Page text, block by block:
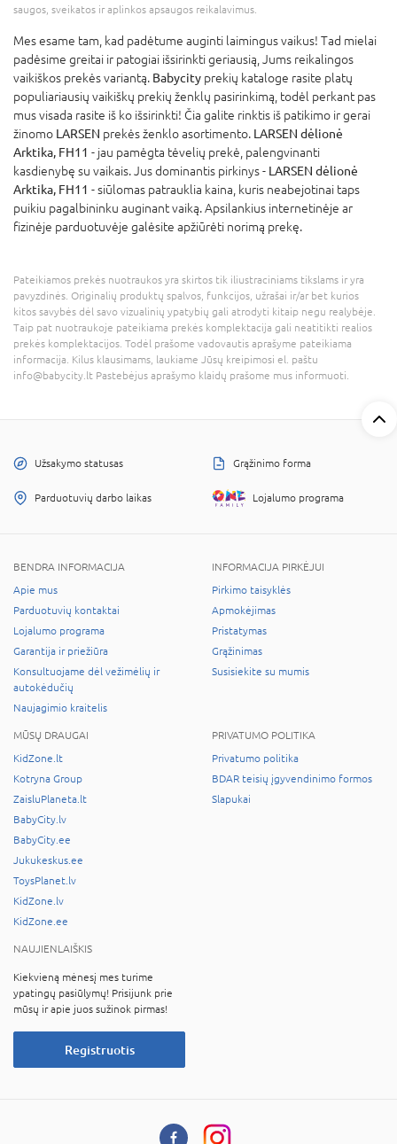
saugos, sveikatos ir aplinkos apsaugos reikalavimus.
Mes esame tam, kad padėtume auginti laimingus vaikus! Tad mielai
padėsime greitai ir patogiai išsirinkti geriausią, Jums reikalingos
vaikiškos prekės variantą. Babycity prekių kataloge rasite platų
populiariausių vaikiškų prekių ženklų pasirinkimą, todėl perkant pas
mus visada rasite iš ko išsirinkti! Čia galite rinktis iš patikimo ir gerai
žinomo LARSEN prekės ženklo asortimento. LARSEN dėlionė
Arktika, FH11 - jau pamėgta tėvelių prekė, palengvinanti
kasdienybę su vaikais. Jus dominantis pirkinys - LARSEN dėlionė
Arktika, FH11 - siūlomas patrauklia kaina, kuris neabejotinai taps
puikiu pagalbininku auginant vaiką. Apsilankius internetinėje ar
fizinėje parduotuvėje galėsite apžiūrėti norimą prekę.
Pateikiamos prekės nuotraukos yra skirtos tik iliustraciniams tikslams ir yra
pavyzdinės. Originalių produktų spalvos, funkcijos, užrašai ir/ar bet kurios
kitos savybės dėl savo vizualinių ypatybių gali atrodyti kitaip negu realybėje.
Taip pat nuotraukoje pateikiama prekės komplektacija gali neatitikti realios
prekės komplektacijos. Todėl prašome vadovautis aprašyme pateikiama
informacija. Kilus klausimams, laukiame Jūsų kreipimosi el. paštu
info@babycity.lt Pastebėjus aprašymo klaidų prašome mus informuoti.
Užsakymo statusas Grąžinimo forma
Parduotuvių darbo laikas Lojalumo programa
BENDRA INFORMACIJA
Apie mus
Parduotuvių kontaktai
Lojalumo programa
Garantija ir priežiūra
Konsultuojame dėl vežimėlių ir
autokėdučių
Naujagimio kraitelis
INFORMACIJA PIRKĖJUI
Pirkimo taisyklės
Apmokėjimas
Pristatymas
Grąžinimas
Susisiekite su mumis
MŪSŲ DRAUGAI
KidZone.lt
Kotryna Group
ZaisluPlaneta.lt
BabyCity.lv
BabyCity.ee
Jukukeskus.ee
ToysPlanet.lv
KidZone.lv
KidZone.ee
PRIVATUMO POLITIKA
Privatumo politika
BDAR teisių įgyvendinimo formos
Slapukai
NAUJIENLAIŠKIS
Kiekvieną mėnesį mes turime
ypatingų pasiūlymų! Prisijunk prie
mūsų ir apie juos sužinok pirmas!
Registruotis